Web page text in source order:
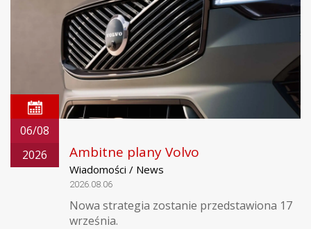
06/08
2026
Ambitne plany Volvo
Wiadomości / News
2026.08.06
Nowa strategia zostanie przedstawiona 17
września.